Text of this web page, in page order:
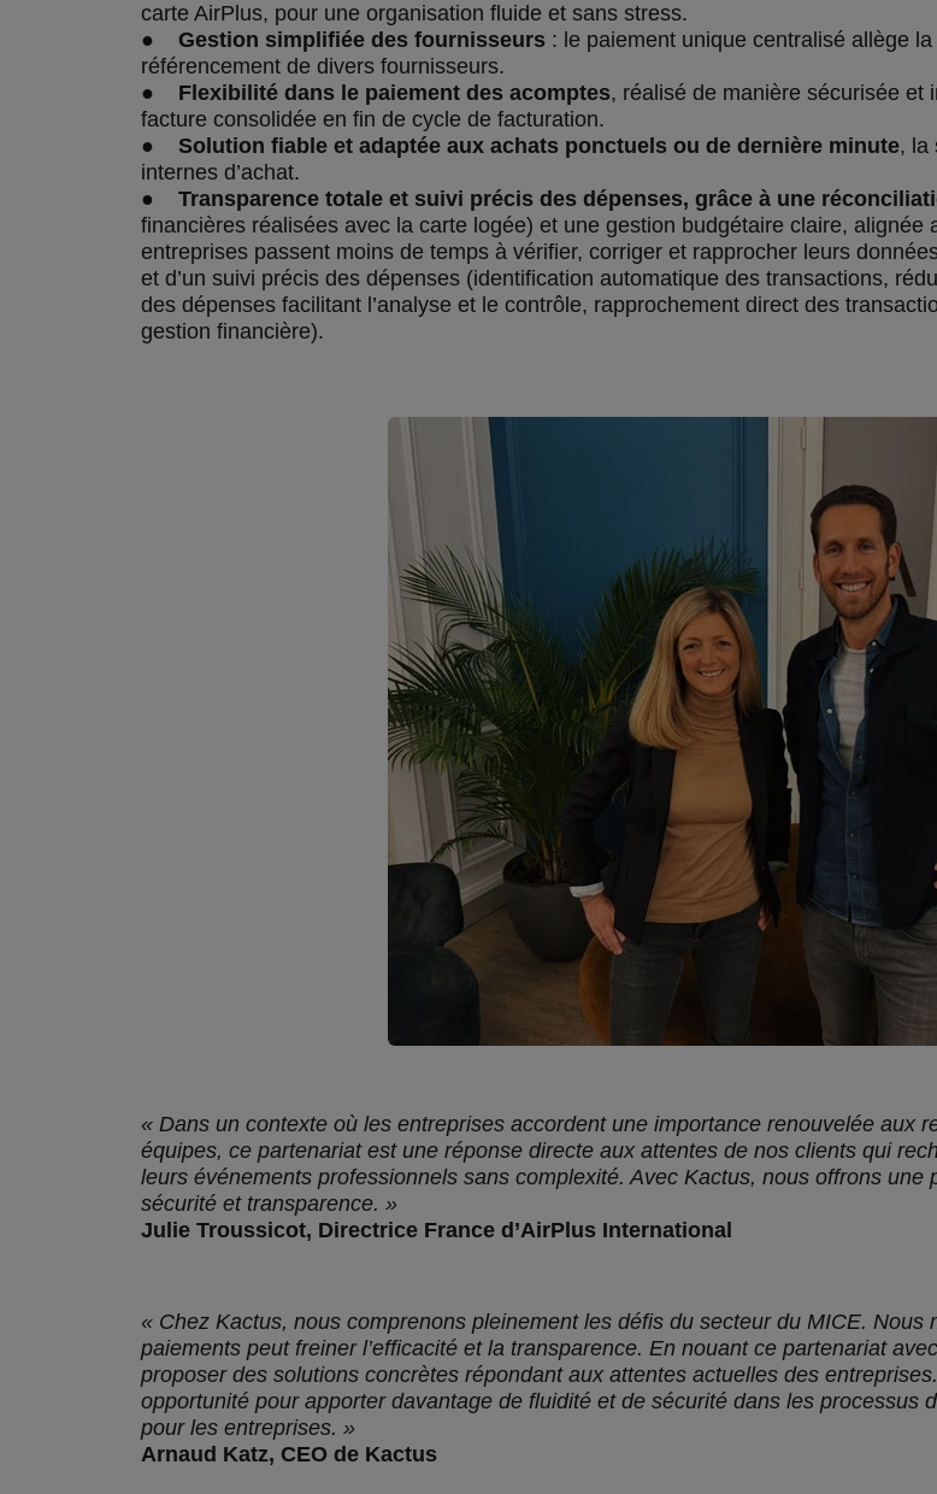
carte AirPlus, pour une organisation fluide et sans stress.
●
Gestion simplifiée des fournisseurs : le paiement unique centralisé allège
référencement de divers fournisseurs.
●
Flexibilité dans le paiement des acomptes, réalisé de manière sécurisée et
facture consolidée en fin de cycle de facturation.
●
Solution fiable et adaptée aux achats ponctuels ou de dernière minute, la
internes d’achat.
●
Transparence totale et suivi précis des dépenses, grâce à une
financières réalisées avec la carte logée) et une gestion budgétaire claire,
entreprises passent moins de temps à vérifier, corriger et rapprocher leurs
et d’un suivi précis des dépenses (identification automatique des transactions,
des dépenses facilitant l’analyse et le contrôle, rapprochement direct des
gestion financière).
« Dans un contexte où les entreprises accordent une importance renouvelée aux
équipes, ce partenariat est une réponse directe aux attentes de nos clients qui
leurs événements professionnels sans complexité. Avec Kactus, nous offrons
sécurité et transparence. »
Julie Troussicot, Directrice France d’AirPlus International
« Chez Kactus, nous comprenons pleinement les défis du secteur du MICE.
paiements peut freiner l’efficacité et la transparence. En nouant ce partenariat
proposer des solutions concrètes répondant aux attentes actuelles des
opportunité pour apporter davantage de fluidité et de sécurité dans les processus
pour les entreprises. »
Arnaud Katz, CEO de Kactus